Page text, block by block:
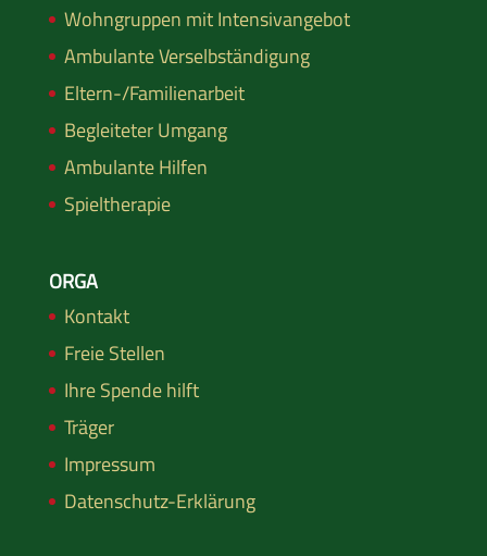
Wohngruppen mit Intensivangebot
Ambulante Verselbständigung
Eltern-/Familienarbeit
Begleiteter Umgang
Ambulante Hilfen
Spieltherapie
ORGA
Kontakt
Freie Stellen
Ihre Spende hilft
Träger
Impressum
Datenschutz-Erklärung